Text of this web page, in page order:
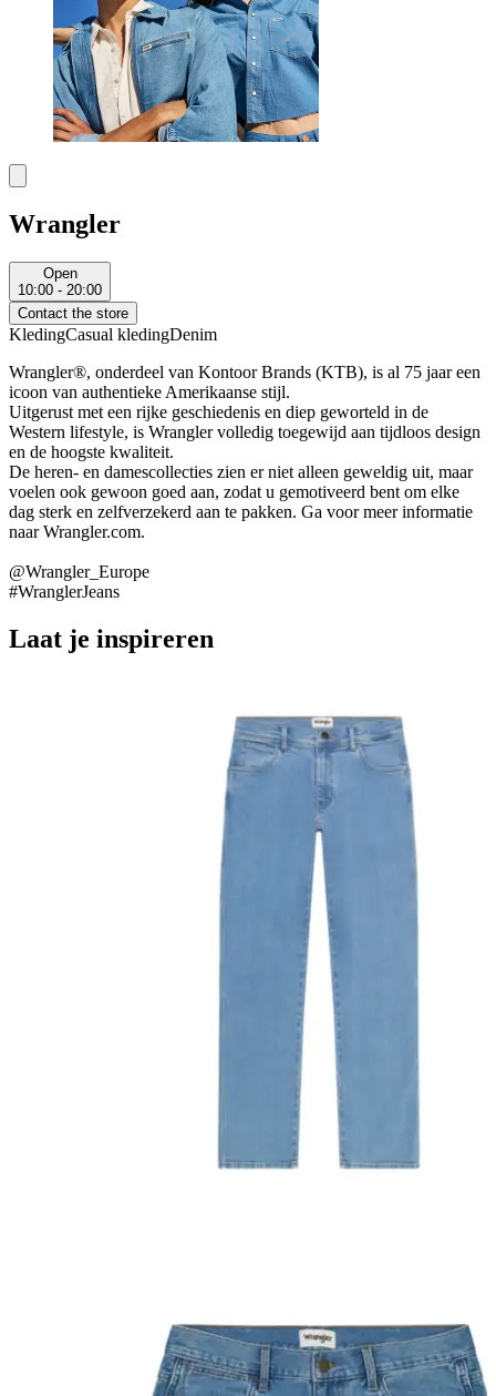
Wrangler
Open
10:00 - 20:00
Contact the store
KledingCasual kledingDenim
Wrangler®, onderdeel van Kontoor Brands (KTB), is al 75 jaar een
icoon van authentieke Amerikaanse stijl.
Uitgerust met een rijke geschiedenis en diep geworteld in de
Western lifestyle, is Wrangler volledig toegewijd aan tijdloos design
en de hoogste kwaliteit.
De heren- en damescollecties zien er niet alleen geweldig uit, maar
voelen ook gewoon goed aan, zodat u gemotiveerd bent om elke
dag sterk en zelfverzekerd aan te pakken. Ga voor meer informatie
naar Wrangler.com.
@Wrangler_Europe
#WranglerJeans
Laat je inspireren